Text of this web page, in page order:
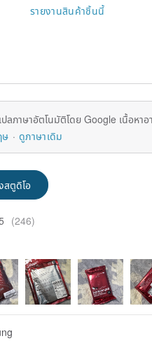
รายงานสินค้าชิ้นนี้
ลภาษาอัตโนมัติโดย Google เนื้อหาอ
ษ
ดูภาษาเดิม
สตูดิโอ
(246)